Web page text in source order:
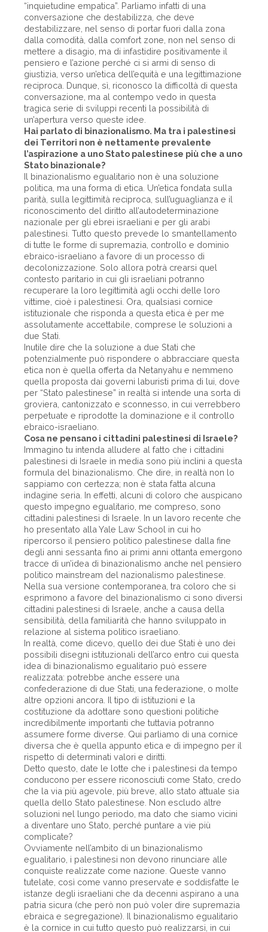
“inquietudine empatica”. Parliamo infatti di una
conversazione che destabilizza, che deve
destabilizzare, nel senso di portar fuori dalla zona
dalla comodità, dalla comfort zone, non nel senso di
mettere a disagio, ma di infastidire positivamente il
pensiero e l’azione perché ci si armi di senso di
giustizia, verso un’etica dell’equità e una legittimazione
reciproca. Dunque, sì, riconosco la difficoltà di questa
conversazione, ma al contempo vedo in questa
tragica serie di sviluppi recenti la possibilità di
un’apertura verso queste idee.
Hai parlato di binazionalismo. Ma tra i palestinesi
dei Territori non è nettamente prevalente
l’aspirazione a uno Stato palestinese più che a uno
Stato binazionale?
Il binazionalismo egualitario non è una soluzione
politica, ma una forma di etica. Un’etica fondata sulla
parità, sulla legittimità reciproca, sull’uguaglianza e il
riconoscimento del diritto all’autodeterminazione
nazionale per gli ebrei israeliani e per gli arabi
palestinesi. Tutto questo prevede lo smantellamento
di tutte le forme di supremazia, controllo e dominio
ebraico-israeliano a favore di un processo di
decolonizzazione. Solo allora potrà crearsi quel
contesto paritario in cui gli israeliani potranno
recuperare la loro legittimità agli occhi delle loro
vittime, cioè i palestinesi. Ora, qualsiasi cornice
istituzionale che risponda a questa etica è per me
assolutamente accettabile, comprese le soluzioni a
due Stati.
Inutile dire che la soluzione a due Stati che
potenzialmente può rispondere o abbracciare questa
etica non è quella offerta da Netanyahu e nemmeno
quella proposta dai governi laburisti prima di lui, dove
per “Stato palestinese” in realtà si intende una sorta di
groviera, cantonizzato e sconnesso, in cui verrebbero
perpetuate e riprodotte la dominazione e il controllo
ebraico-israeliano.
Cosa ne pensano i cittadini palestinesi di Israele?
Immagino tu intenda alludere al fatto che i cittadini
palestinesi di Israele in media sono più inclini a questa
formula del binazionalismo. Che dire, in realtà non lo
sappiamo con certezza; non è stata fatta alcuna
indagine seria. In effetti, alcuni di coloro che auspicano
questo impegno egualitario, me compreso, sono
cittadini palestinesi di Israele. In un lavoro recente che
ho presentato alla Yale Law School in cui ho
ripercorso il pensiero politico palestinese dalla fine
degli anni sessanta fino ai primi anni ottanta emergono
tracce di un’idea di binazionalismo anche nel pensiero
politico mainstream del nazionalismo palestinese.
Nella sua versione contemporanea, tra coloro che si
esprimono a favore del binazionalismo ci sono diversi
cittadini palestinesi di Israele, anche a causa della
sensibilità, della familiarità che hanno sviluppato in
relazione al sistema politico israeliano.
In realtà, come dicevo, quello dei due Stati è uno dei
possibili disegni istituzionali dell’arco entro cui questa
idea di binazionalismo egualitario può essere
realizzata: potrebbe anche essere una
confederazione di due Stati, una federazione, o molte
altre opzioni ancora. Il tipo di istituzioni e la
costituzione da adottare sono questioni politiche
incredibilmente importanti che tuttavia potranno
assumere forme diverse. Qui parliamo di una cornice
diversa che è quella appunto etica e di impegno per il
rispetto di determinati valori e diritti.
Detto questo, date le lotte che i palestinesi da tempo
conducono per essere riconosciuti come Stato, credo
che la via più agevole, più breve, allo stato attuale sia
quella dello Stato palestinese. Non escludo altre
soluzioni nel lungo periodo, ma dato che siamo vicini
a diventare uno Stato, perché puntare a vie più
complicate?
Ovviamente nell’ambito di un binazionalismo
egualitario, i palestinesi non devono rinunciare alle
conquiste realizzate come nazione. Queste vanno
tutelate, così come vanno preservate e soddisfatte le
istanze degli israeliani che da decenni aspirano a una
patria sicura (che però non può voler dire supremazia
ebraica e segregazione). Il binazionalismo egualitario
è la cornice in cui tutto questo può realizzarsi, in cui